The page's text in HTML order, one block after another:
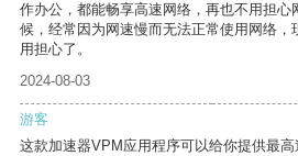
作办公，都能畅享高速网络，再也不用担心
候，经常因为网速慢而无法正常使用网络，
用担心了。
2024-08-03
游客
这款加速器VPM应用程序可以给你提供最